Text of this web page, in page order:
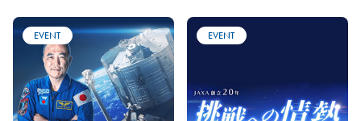
EVENT EVENT